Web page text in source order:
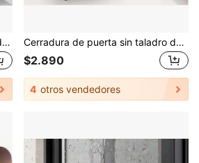
1,1 m Tira de sellado de ventana de TPE, Tablero de desvío de agua a prueba de agua para balcón, Tira de sellado de ventana para el hogar Cerradura de puerta sin taladro de empujar-tirar, Cerradura de ventana corrediza para niños, Limitador antirrobo de alta elevación, Cerradura de seguridad antirrobo
$2.890
4 otros vendedores